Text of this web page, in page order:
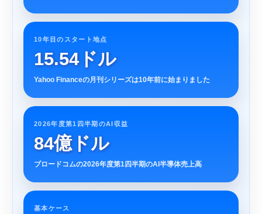
10年目のスタート地点
15.54ドル
Yahoo Financeの月刊シリーズは10年前に始まりました
2026年度第1四半期のAI収益
84億ドル
ブロードコムの2026年度第1四半期のAI半導体売上高
基本ケース